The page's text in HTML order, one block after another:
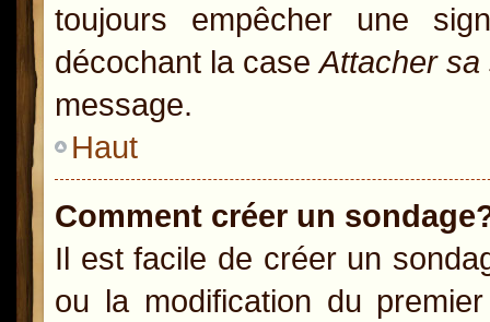
toujours empêcher une
décochant la caseAttacher sa
message.
Haut
Comment créer un
Il est facile de créer un
ou la modification du